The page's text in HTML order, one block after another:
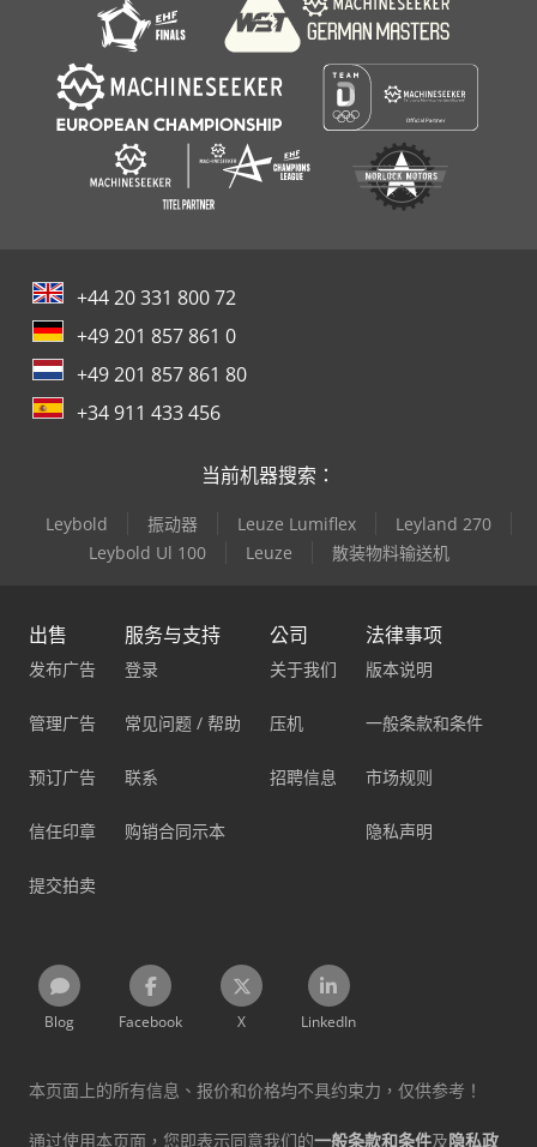
+44 20 331 800 72
+49 201 857 861 0
+49 201 857 861 80
+34 911 433 456
当前机器搜索：
Leybold 振动器 Leuze Lumiflex
Leyland 270
Leybold Ul 100
Leuze 散装物料输送机
出售
发布广告
管理广告
预订广告
信任印章
提交拍卖
服务与支持
登录
常见问题 / 帮助
联系
购销合同示本
公司
关于我们
压机
招聘信息
法律事项
版本说明
一般条款和条件
市场规则
隐私声明
Blog Facebook X LinkedIn
本页面上的所有信息、报价和价格均不具约束力，仅供参考！
通过使用本页面，您即表示同意我们的一般条款和条件及隐私政